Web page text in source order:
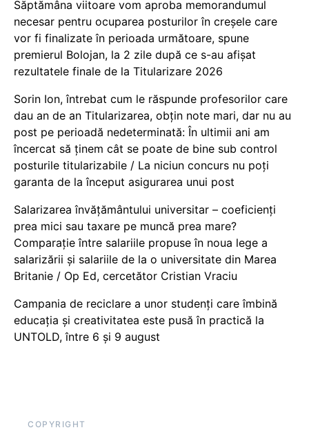
Săptămâna viitoare vom aproba memorandumul
necesar pentru ocuparea posturilor în creșele care
vor fi finalizate în perioada următoare, spune
premierul Bolojan, la 2 zile după ce s-au afișat
rezultatele finale de la Titularizare 2026
Sorin Ion, întrebat cum le răspunde profesorilor care
dau an de an Titularizarea, obțin note mari, dar nu au
post pe perioadă nedeterminată: În ultimii ani am
încercat să ținem cât se poate de bine sub control
posturile titularizabile / La niciun concurs nu poți
garanta de la început asigurarea unui post
Salarizarea învățământului universitar – coeficienți
prea mici sau taxare pe muncă prea mare?
Comparație între salariile propuse în noua lege a
salarizării și salariile de la o universitate din Marea
Britanie / Op Ed, cercetător Cristian Vraciu
Campania de reciclare a unor studenți care îmbină
educația și creativitatea este pusă în practică la
UNTOLD, între 6 și 9 august
COPYRIGHT